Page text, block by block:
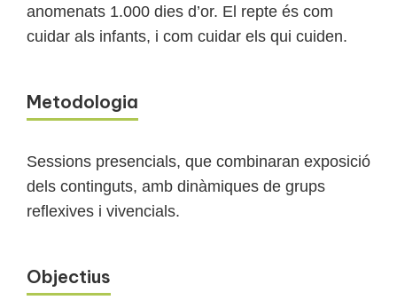
anomenats 1.000 dies d’or. El repte és com
cuidar als infants, i com cuidar els qui cuiden.
Metodologia
Sessions presencials, que combinaran exposició
dels continguts, amb dinàmiques de grups
reflexives i vivencials.
Objectius